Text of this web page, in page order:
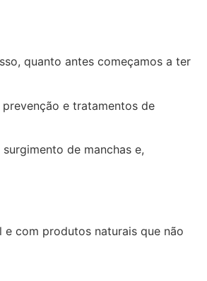
quanto antes começamos a ter
e tratamentos de
de manchas e,
com produtos naturais que não